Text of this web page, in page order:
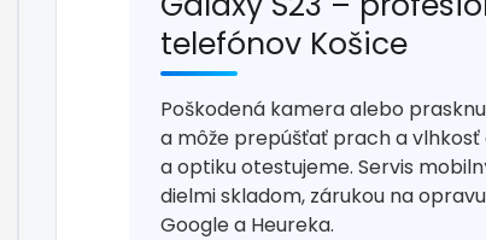
telefónov Košice
Poškodená kamera alebo
a môže prepúšťať prach a
a optiku otestujeme. Servis
dielmi skladom, zárukou na
Google a Heureka.